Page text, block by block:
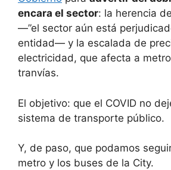
encara el sector: la herencia
—”el sector aún está
entidad— y la escalada de
electricidad, que afecta a
tranvías.
El objetivo: que el COVID no
sistema de transporte público.
Y, de paso, que podamos
metro y los buses de la City.